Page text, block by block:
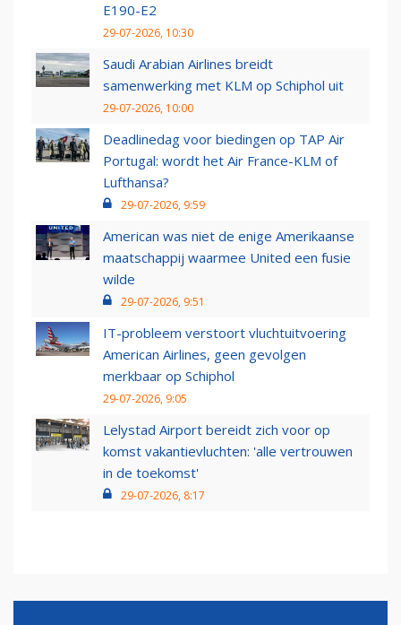
E190-E2
29-07-2026, 10:30
Saudi Arabian Airlines breidt
samenwerking met KLM op Schiphol uit
29-07-2026, 10:00
Deadlinedag voor biedingen op TAP Air
Portugal: wordt het Air France-KLM of
Lufthansa?
29-07-2026, 9:59
American was niet de enige Amerikaanse
maatschappij waarmee United een fusie
wilde
29-07-2026, 9:51
IT-probleem verstoort vluchtuitvoering
American Airlines, geen gevolgen
merkbaar op Schiphol
29-07-2026, 9:05
Lelystad Airport bereidt zich voor op
komst vakantievluchten: 'alle vertrouwen
in de toekomst'
29-07-2026, 8:17